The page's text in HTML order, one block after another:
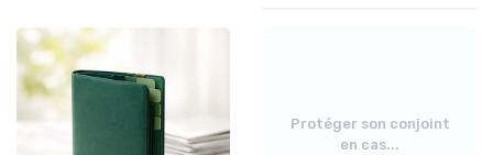
Protéger son conjoint
en cas...